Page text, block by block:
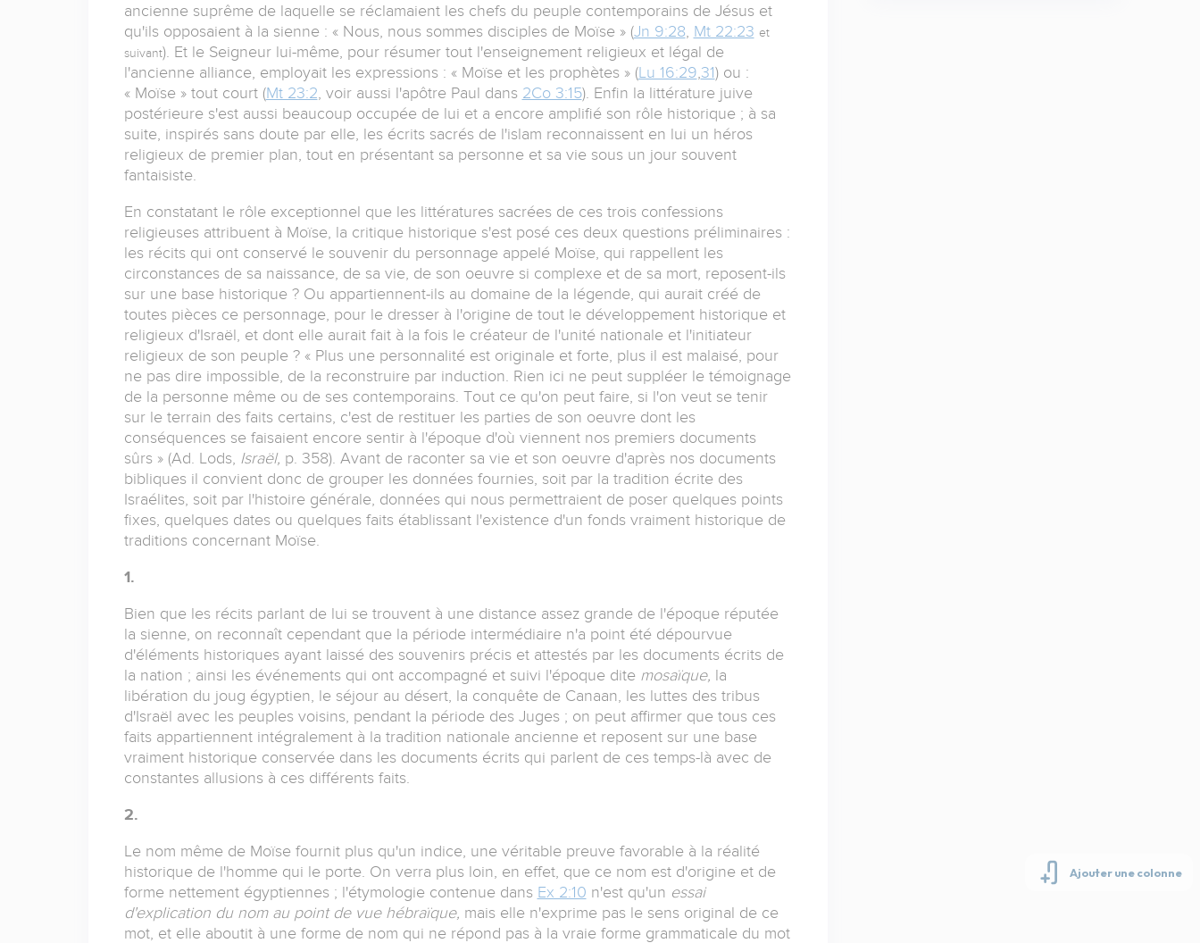
ancienne suprême de laquelle se réclamaient les chefs du peuple contemporains de Jésus et
qu'ils opposaient à la sienne : « Nous, nous sommes disciples de Moïse » (Jn 9:28 Mt 22:23 et
suivant). Et le Seigneur lui-même, pour résumer tout l'enseignement religieux et légal de
l'ancienne alliance, employait les expressions : « Moïse et les prophètes » (Lu 16:29 31) ou :
« Moïse » tout court (Mt 23:2 , voir aussi l'apôtre Paul dans 2Co 3:15). Enfin la littérature juive
postérieure s'est aussi beaucoup occupée de lui et a encore amplifié son rôle historique ; à sa
suite, inspirés sans doute par elle, les écrits sacrés de l'islam reconnaissent en lui un héros
religieux de premier plan, tout en présentant sa personne et sa vie sous un jour souvent
fantaisiste.
En constatant le rôle exceptionnel que les littératures sacrées de ces trois confessions
religieuses attribuent à Moïse, la critique historique s'est posé ces deux questions préliminaires :
les récits qui ont conservé le souvenir du personnage appelé Moïse, qui rappellent les
circonstances de sa naissance, de sa vie, de son oeuvre si complexe et de sa mort, reposent-ils
sur une base historique ? Ou appartiennent-ils au domaine de la légende, qui aurait créé de
toutes pièces ce personnage, pour le dresser à l'origine de tout le développement historique et
religieux d'Israël, et dont elle aurait fait à la fois le créateur de l'unité nationale et l'initiateur
religieux de son peuple ? « Plus une personnalité est originale et forte, plus il est malaisé, pour
ne pas dire impossible, de la reconstruire par induction. Rien ici ne peut suppléer le témoignage
de la personne même ou de ses contemporains. Tout ce qu'on peut faire, si l'on veut se tenir
sur le terrain des faits certains, c'est de restituer les parties de son oeuvre dont les
conséquences se faisaient encore sentir à l'époque d'où viennent nos premiers documents
sûrs » (Ad. Lods, Israël, p. 358). Avant de raconter sa vie et son oeuvre d'après nos documents
bibliques il convient donc de grouper les données fournies, soit par la tradition écrite des
Israélites, soit par l'histoire générale, données qui nous permettraient de poser quelques points
fixes, quelques dates ou quelques faits établissant l'existence d'un fonds vraiment historique de
traditions concernant Moïse.
1.
Bien que les récits parlant de lui se trouvent à une distance assez grande de l'époque réputée
la sienne, on reconnaît cependant que la période intermédiaire n'a point été dépourvue
d'éléments historiques ayant laissé des souvenirs précis et attestés par les documents écrits de
la nation ; ainsi les événements qui ont accompagné et suivi l'époque dite mosaïque, la
libération du joug égyptien, le séjour au désert, la conquête de Canaan, les luttes des tribus
d'Israël avec les peuples voisins, pendant la période des Juges ; on peut affirmer que tous ces
faits appartiennent intégralement à la tradition nationale ancienne et reposent sur une base
vraiment historique conservée dans les documents écrits qui parlent de ces temps-là avec de
constantes allusions à ces différents faits.
2.
Le nom même de Moïse fournit plus qu'un indice, une véritable preuve favorable à la réalité
historique de l'homme qui le porte. On verra plus loin, en effet, que ce nom est d'origine et de
forme nettement égyptiennes ; l'étymologie contenue dans Ex 2:10 n'est qu'un essai
d'explication du nom au point de vue hébraïque, mais elle n'exprime pas le sens original de ce
mot, et elle aboutit à une forme de nom qui ne répond pas à la vraie forme grammaticale du mot